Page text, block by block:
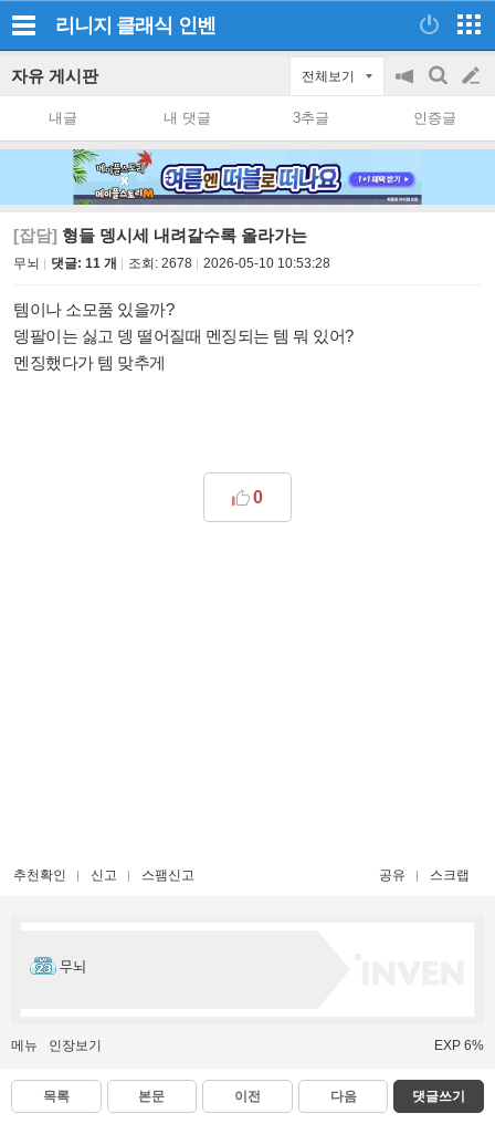
리니지 클래식 인벤
자유 게시판 전체보기
공
on/off
검
색
글
쓰
내글 내 댓글 3추글 인증글
[잡담] 형들 뎅시세 내려갈수록 올라가는
무뇌 댓글: 11 개 조회: 2678 2026-05-10 10:53:28
템이나 소모품 있을까?
뎅팔이는 싫고 뎅 떨어질때 멘징되는 템 뭐 있어?
멘징했다가 템 맞추게
0
추천확인 신고 스팸신고 공유 스크랩
무뇌
메뉴 인장보기 EXP 6%
목록 본문 이전 다음 댓글쓰기